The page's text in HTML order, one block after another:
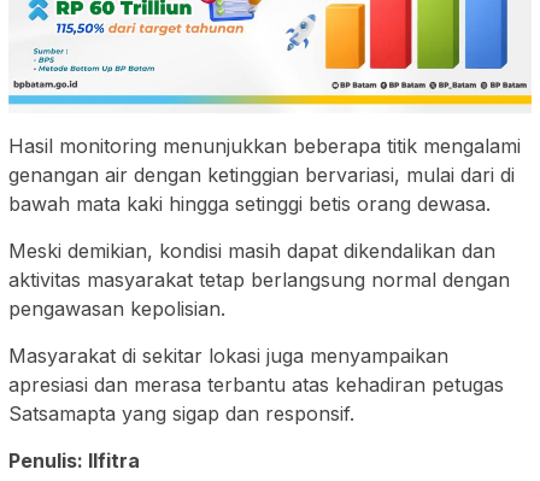
Hasil monitoring menunjukkan beberapa titik mengalami
genangan air dengan ketinggian bervariasi, mulai dari di
bawah mata kaki hingga setinggi betis orang dewasa.
Meski demikian, kondisi masih dapat dikendalikan dan
aktivitas masyarakat tetap berlangsung normal dengan
pengawasan kepolisian.
Masyarakat di sekitar lokasi juga menyampaikan
apresiasi dan merasa terbantu atas kehadiran petugas
Satsamapta yang sigap dan responsif.
Penulis: Ilfitra